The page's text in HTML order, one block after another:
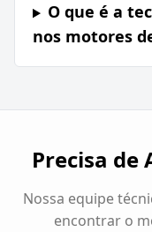
O que é a
nos motores
Precisa de
Nossa equipe
encontrar o